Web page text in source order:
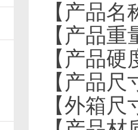
【产品
【产品
【产品
【产品
【外箱